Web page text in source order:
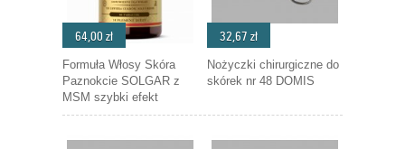
64,00 zł
Formuła Włosy Skóra
Paznokcie SOLGAR z
MSM szybki efekt
32,67 zł
Nożyczki chirurgiczne do
skórek nr 48 DOMIS